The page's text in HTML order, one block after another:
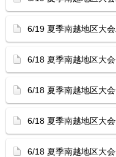
6/19 夏季南越地区大
6/18 夏季南越地区大
6/18 夏季南越地区大
6/18 夏季南越地区
6/18 夏季南越地区大